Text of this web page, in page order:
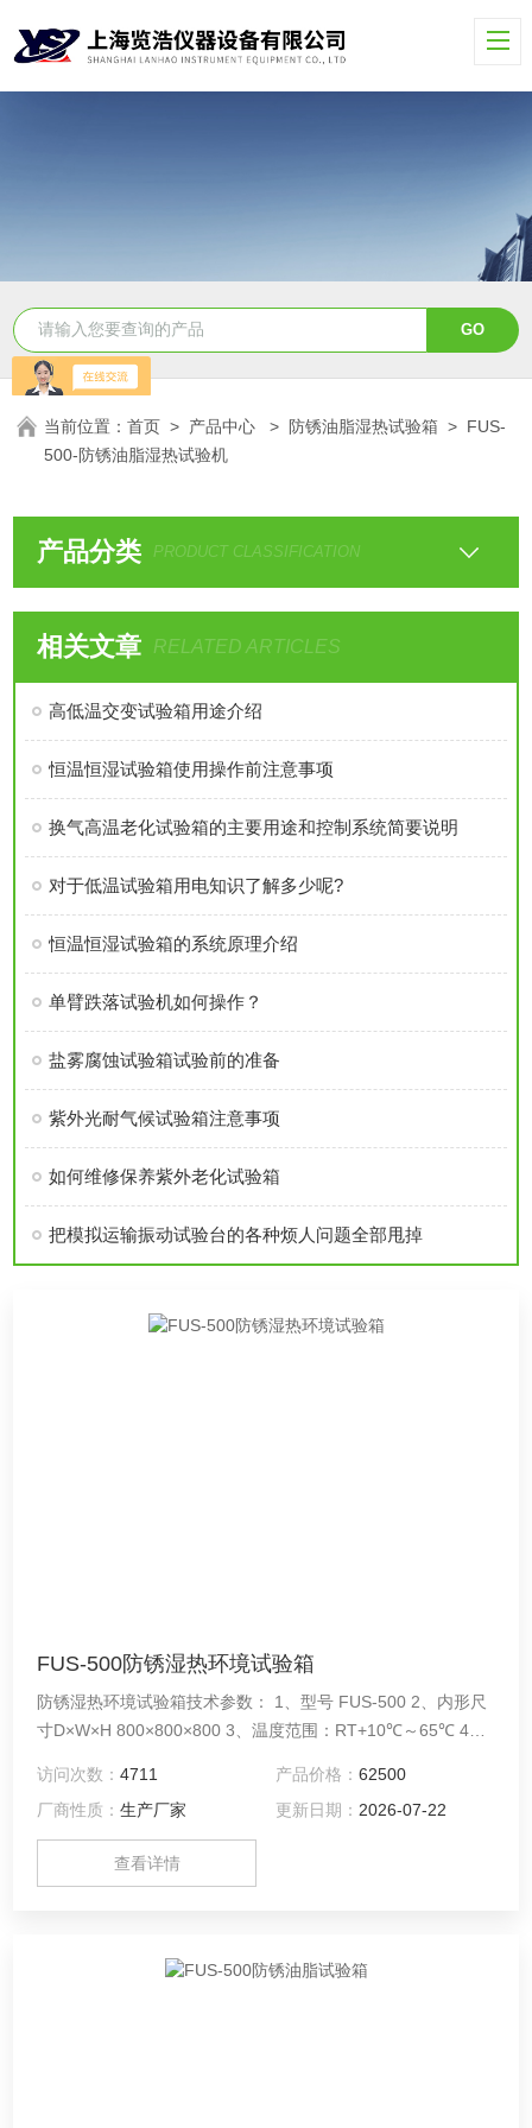
当前位置：首页 > 产品中心 > 防锈油脂湿热试验箱 > FUS-
500-防锈油脂湿热试验机
产品分类 PRODUCT CLASSIFICATION
相关文章 RELATED ARTICLES
高低温交变试验箱用途介绍
恒温恒湿试验箱使用操作前注意事项
换气高温老化试验箱的主要用途和控制系统简要说明
对于低温试验箱用电知识了解多少呢?
恒温恒湿试验箱的系统原理介绍
单臂跌落试验机如何操作？
盐雾腐蚀试验箱试验前的准备
紫外光耐气候试验箱注意事项
如何维修保养紫外老化试验箱
把模拟运输振动试验台的各种烦人问题全部甩掉
FUS-500防锈湿热环境试验箱
防锈湿热环境试验箱技术参数： 1、型号 FUS-500 2、内形尺
寸D×W×H 800×800×800 3、温度范围：RT+10℃～65℃ 4、
度：≤±0.5℃
访问次数：4711 产品价格： 62500
厂商性质：生产厂家 更新日期： 2026-07-22
查看详情